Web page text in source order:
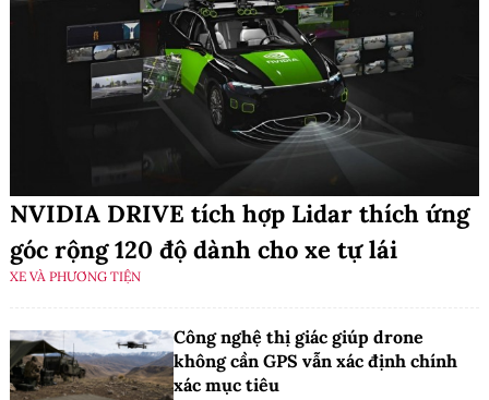
NVIDIA DRIVE tích hợp Lidar thích ứng
góc rộng 120 độ dành cho xe tự lái
XE VÀ PHƯƠNG TIỆN
Công nghệ thị giác giúp drone
không cần GPS vẫn xác định chính
xác mục tiêu